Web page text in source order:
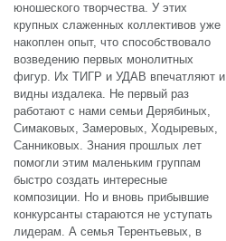
юношеского творчества. У этих
крупных слаженных коллективов уже
накоплен опыт, что способствовало
возведению первых монолитных
фигур. Их ТИГР и УДАВ впечатляют и
видны издалека. Не первый раз
работают с нами семьи Дерябиных,
Симаковых, Замеровых, Ходыревых,
Санниковых. Знания прошлых лет
помогли этим маленьким группам
быстро создать интересные
композиции. Но и вновь прибывшие
конкурсанты стараются не уступать
лидерам. А семья Терентьевых, в